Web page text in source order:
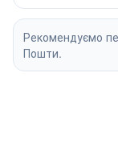
Рекомендуємо
Пошти.